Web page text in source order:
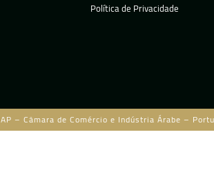
Política de Privacidade
– Câmara de Comércio e Indústria Árabe –